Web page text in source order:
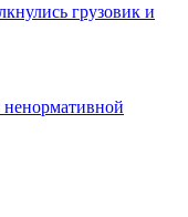
грузовик и
ненормативной